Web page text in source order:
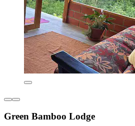
Green Bamboo Lodge